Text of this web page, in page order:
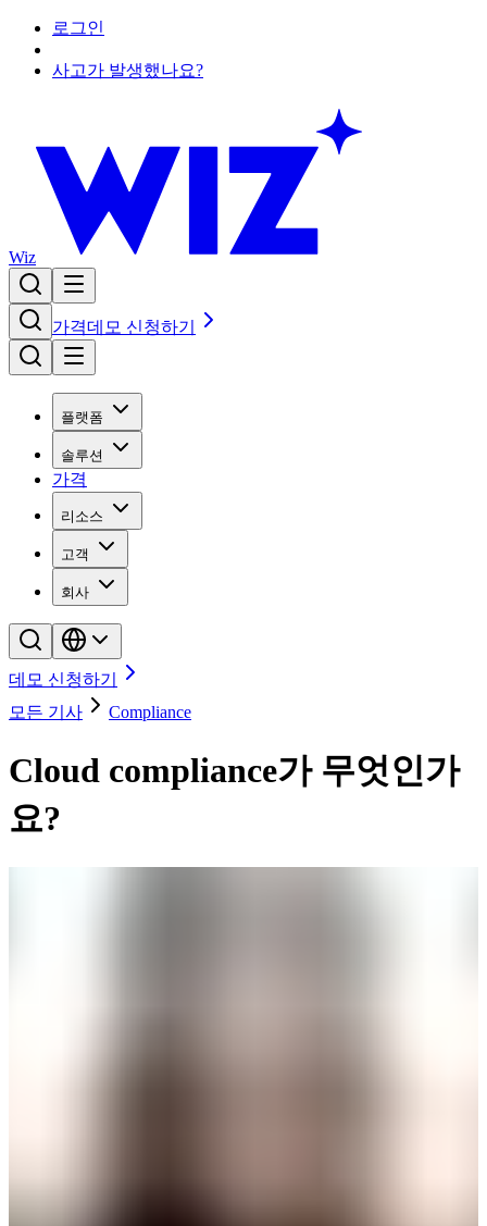
로그인
사고가 발생했나요?
Wiz
가격데모 신청하기
플랫폼
솔루션
가격
리소스
고객
회사
데모 신청하기
모든 기사
Compliance
Cloud compliance가 무엇인가
요?